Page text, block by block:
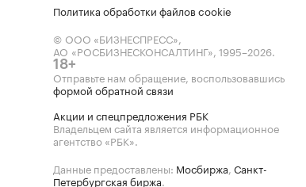
Политика обработки файлов cookie
© ООО «БИЗНЕСПРЕСС»,
АО «РОСБИЗНЕСКОНСАЛТИНГ», 1995–2026.
18+
Отправьте нам обращение, воспользовавшись
формой обратной связи
Акции и спецпредложения РБК
Владельцем сайта является информационное
агентство «РБК».
Данные предоставлены: Мосбиржа, Санкт-
Петербургская биржа.